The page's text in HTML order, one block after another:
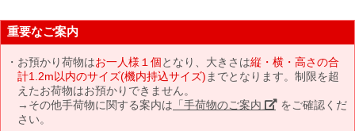
重要なご案内
お預かり荷物はお一人様１個となり、大きさは縦・横・高さの合
計1.2m以内のサイズ(機内持込サイズ) までとなります。制限を超
えたお荷物はお預かりできません。
→その他手荷物に関する案内は 「手荷物のご案内」 をご確認くだ
さい。